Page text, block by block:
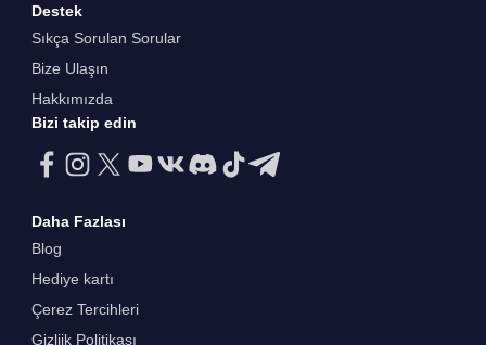
Destek
Sıkça Sorulan Sorular
Bize Ulaşın
Hakkımızda
Bizi takip edin
Daha Fazlası
Blog
Hediye kartı
Çerez Tercihleri
Gizliik Politikası